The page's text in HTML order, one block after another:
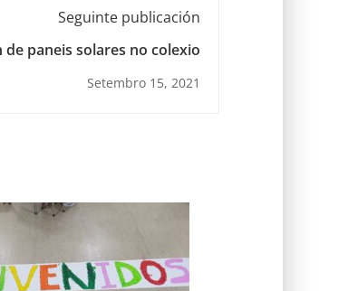
Seguinte publicación
de paneis solares no colexio
Setembro 15, 2021